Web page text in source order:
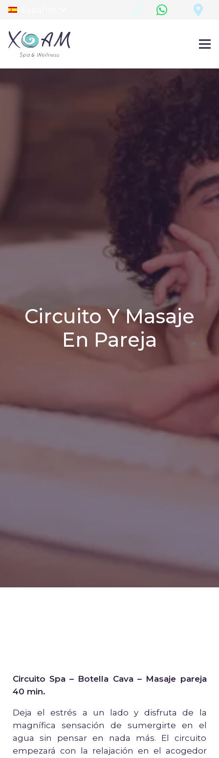
Circuito Y Masaje
En Pareja
Circuito Spa – Botella Cava – Masaje pareja
40 min.
Deja el estrés a un lado y disfruta de la
magnífica sensación de sumergirte en el
agua sin pensar en nada más. El circuito
empezará con la relajación en el acogedor